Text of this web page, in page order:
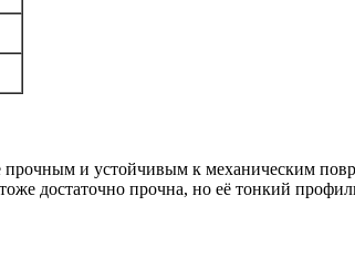
прочным и устойчивым к механическим
достаточно прочна, но её тонкий